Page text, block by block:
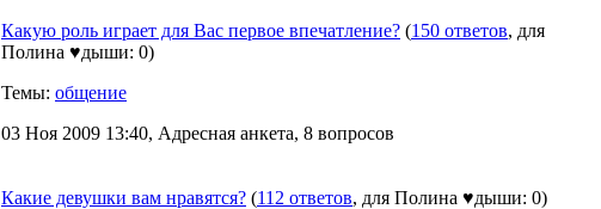
Какую роль играет для Вас первое впечатление? (150 ответов, для
Полина ♥дыши: 0)
Темы: общение
03 Ноя 2009 13:40, Адресная анкета, 8 вопросов
Какие девушки вам нравятся? (112 ответов, для Полина ♥дыши: 0)